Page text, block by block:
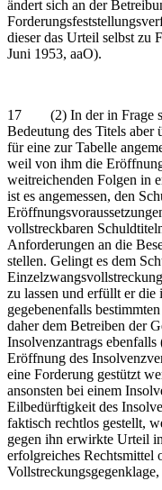
ändert sich an der
dieser das Urteil selbst
Juni 1953, aaO).
17 (2) In der in Frage
Bedeutung des Titels aber
für eine zur Tabelle
weil von ihm die
weitreichenden Folgen in
ist es angemessen, den
vollstreckbaren
Anforderungen an die
stellen. Gelingt es dem
zu lassen und erfüllt er die
gegebenenfalls
daher dem Betreiben der
Insolvenzantrags
Eröffnung des
eine Forderung gestützt
ansonsten bei einem
Eilbedürftigkeit des
faktisch rechtlos gestellt,
gegen ihn erwirkte Urteil
erfolgreiches Rechtsmittel